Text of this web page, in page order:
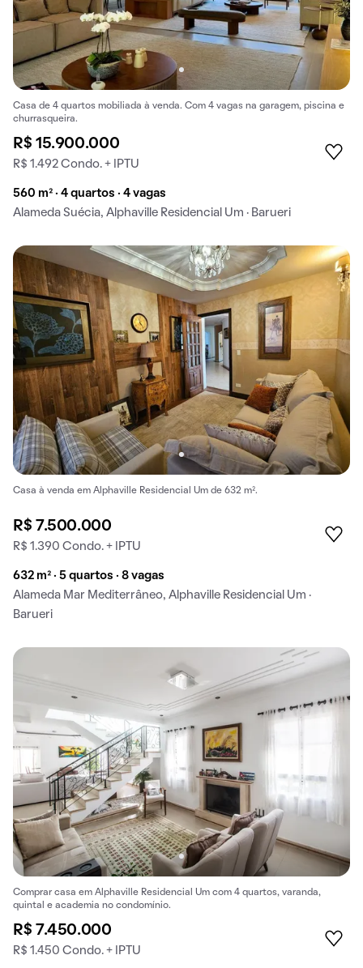
Casa de 4 quartos mobiliada à venda. Com 4 vagas na garagem, piscina e
churrasqueira.
R$ 15.900.000
R$ 1.492 Condo. + IPTU
560 m² · 4 quartos · 4 vagas
Alameda Suécia, Alphaville Residencial Um · Barueri
Casa à venda em Alphaville Residencial Um de 632 m².
R$ 7.500.000
R$ 1.390 Condo. + IPTU
632 m² · 5 quartos · 8 vagas
Alameda Mar Mediterrâneo, Alphaville Residencial Um ·
Barueri
Comprar casa em Alphaville Residencial Um com 4 quartos, varanda,
quintal e academia no condomínio.
R$ 7.450.000
R$ 1.450 Condo. + IPTU